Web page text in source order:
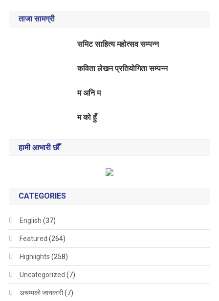
ताजा सामग्री
समिट साहित्य महोत्सव सम्पन्न
कविता लेखन प्रतियोगिता सम्पन्न
म अनि म
म को हुँ
हामी आभारी छौँ
CATEGORIES
English (37)
Featured (264)
Highlights (258)
Uncategorized (7)
अचम्मको जानकारी(7)